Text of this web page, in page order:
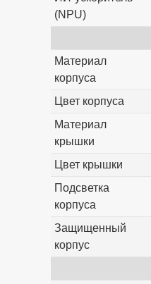
(NPU)
Материал
корпуса
Цвет корпуса
Материал
крышки
Цвет крышки
Подсветка
корпуса
Защищенный
корпус